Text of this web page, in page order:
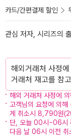
카드/간편결제 할인
관심 저자, 시리즈의
해외거래처 사정
거래처 재고를 참
해외 거래처 사정에
고객님의 요청에 의해
게 취소시 8,790원
단, 오늘 00시~06시
다음 날 06시 이전 취